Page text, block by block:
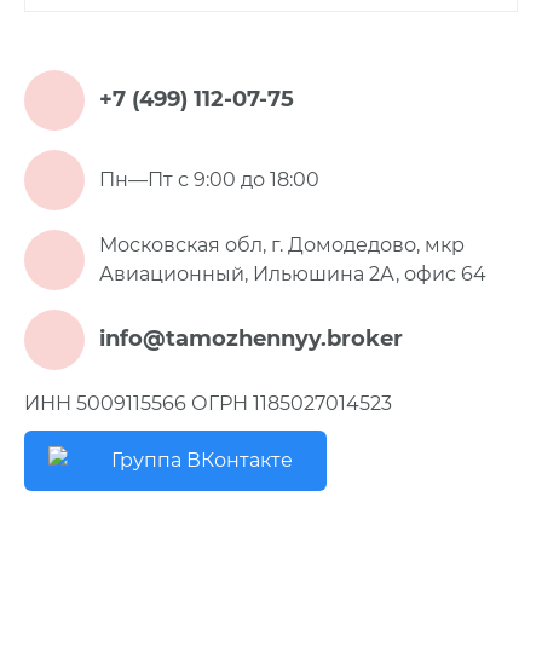
+7 (499) 112-07-75
Пн—Пт с 9:00 до 18:00
Московская обл, г. Домодедово, мкр
Авиационный, Ильюшина 2А, офис 64
info@tamozhennyy.broker
ИНН 5009115566 ОГРН 1185027014523
Группа ВКонтакте